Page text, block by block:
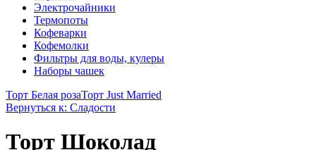
Электрочайники
Термопоты
Кофеварки
Кофемолки
Фильтры для воды, кулеры
Наборы чашек
Торт Белая розаТорт Just Married
Вернуться к: Сладости
Торт Шоколад